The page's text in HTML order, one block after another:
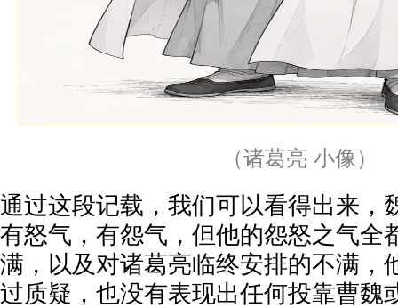
（诸葛亮 小像）
通过这段记载，我们可以看得出来，
有怒气，有怨气，但他的怨怒之气全
满，以及对诸葛亮临终安排的不满，
过质疑，也没有表现出任何投靠曹魏